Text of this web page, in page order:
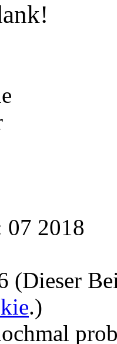
07 2018
(Dieser
.)